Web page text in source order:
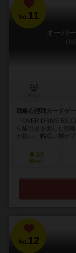
No.11
オーバ
戦略心理戦カードゲ
『OVER DRIVE
ら駆引きを楽しむ戦
が揃い、幅広い層がプ
33
興味あり
No.12